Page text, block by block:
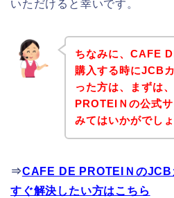
いただけると幸いです。
ちなみに、CAFE
購入する時にJCB
った方は、まずは
PROTEIＮの公式
みてはいかがでし
⇒CAFE DE PROTEIＮのJCB
すぐ解決したい方はこちら